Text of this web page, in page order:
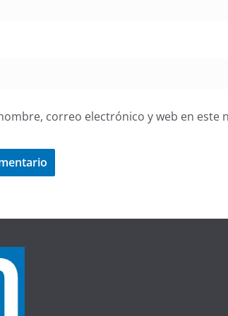
correo electrónico y web en este